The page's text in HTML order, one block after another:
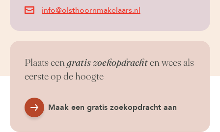
info@olsthoornmakelaars.nl
Plaats een gratis zoekopdrachten wees als
eerste op de hoogte
Maak een gratis zoekopdracht aan